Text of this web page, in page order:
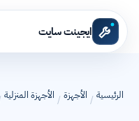
ايجينت سايت
الرئيسية / الأجهزة / الأجهزة المنزلية